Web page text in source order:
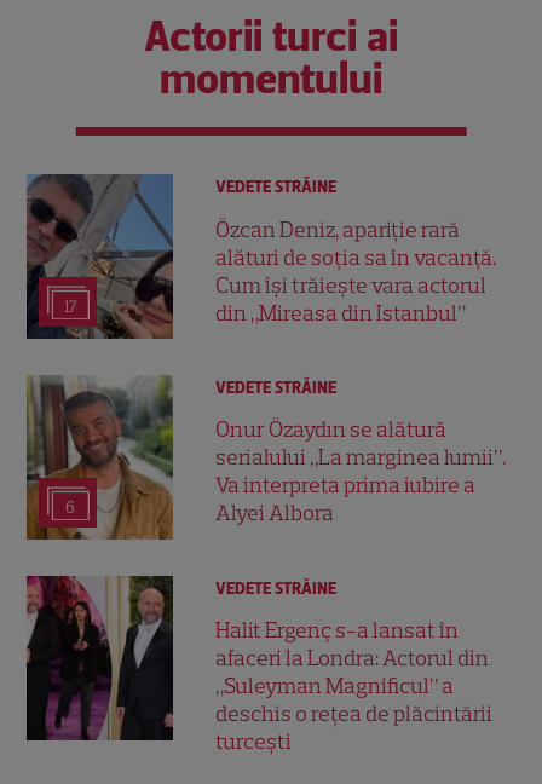
Actorii turci ai
momentului
17
VEDETE STRĂINE
Özcan Deniz, apariție rară
alături de soția sa în vacanță.
Cum își trăiește vara actorul
din „Mireasa din Istanbul”
6
VEDETE STRĂINE
Onur Özaydın se alătură
serialului „La marginea lumii”.
Va interpreta prima iubire a
Alyei Albora
VEDETE STRĂINE
Halit Ergenç s-a lansat în
afaceri la Londra: Actorul din
„Suleyman Magnificul” a
deschis o rețea de plăcintării
turcești